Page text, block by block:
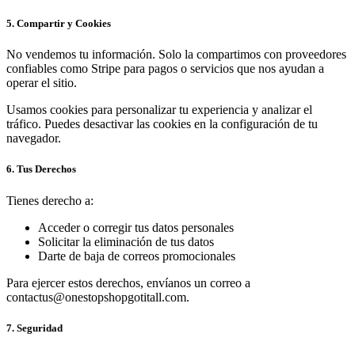
5. Compartir y Cookies
No vendemos tu información. Solo la compartimos con proveedores
confiables como Stripe para pagos o servicios que nos ayudan a
operar el sitio.
Usamos cookies para personalizar tu experiencia y analizar el
tráfico. Puedes desactivar las cookies en la configuración de tu
navegador.
6. Tus Derechos
Tienes derecho a:
Acceder o corregir tus datos personales
Solicitar la eliminación de tus datos
Darte de baja de correos promocionales
Para ejercer estos derechos, envíanos un correo a
contactus@onestopshopgotitall.com.
7. Seguridad